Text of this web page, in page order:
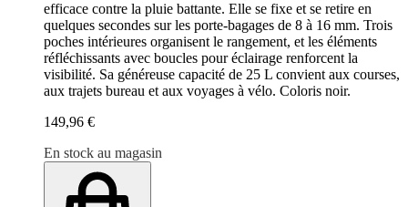
efficace contre la pluie battante. Elle se fixe et se retire en
quelques secondes sur les porte-bagages de 8 à 16 mm. Trois
poches intérieures organisent le rangement, et les éléments
réfléchissants avec boucles pour éclairage renforcent la
visibilité. Sa généreuse capacité de 25 L convient aux courses,
aux trajets bureau et aux voyages à vélo. Coloris noir.
149,96 €
En stock au magasin